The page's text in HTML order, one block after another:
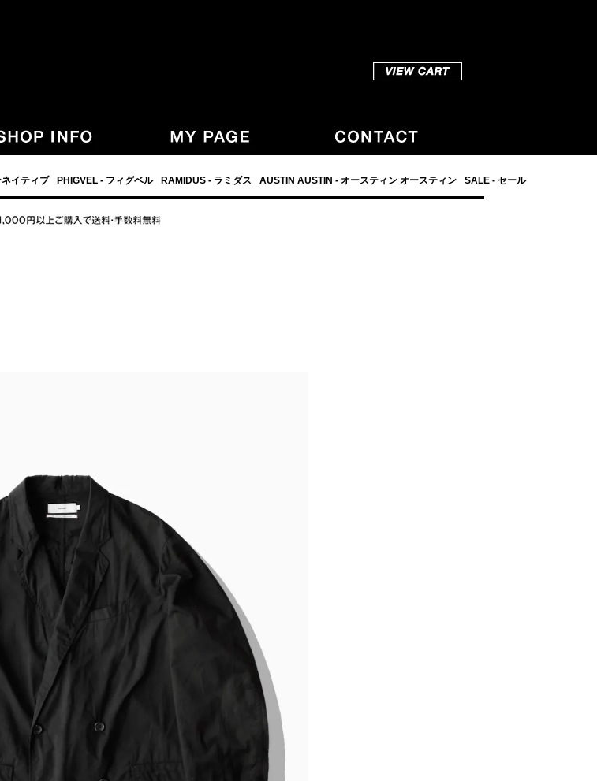
イティブ PHIGVEL - フィグベル RAMIDUS - ラミダス AUSTIN AUSTIN - オースティン オースティン SALE - セール